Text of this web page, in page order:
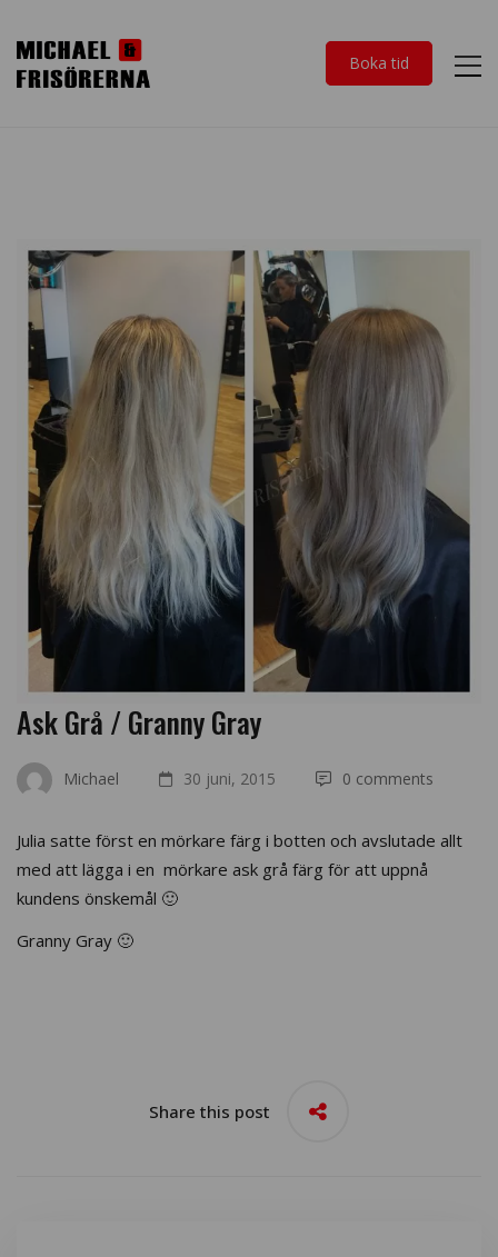
Boka tid
Ask Grå / Granny Gray
Michael 30 juni, 2015 0 comments
Julia satte först en mörkare färg i botten och avslutade allt
med att lägga i en mörkare ask grå färg för att uppnå
kundens önskemål 🙂
Granny Gray 🙂
Share this post